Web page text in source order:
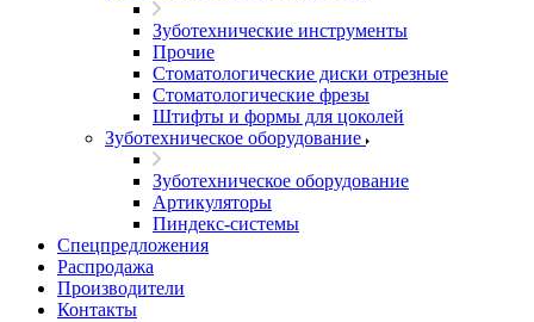
Зуботехнические инструменты
Прочие
Стоматологические диски отрезные
Стоматологические фрезы
Штифты и формы для цоколей
Зуботехническое оборудование
Зуботехническое оборудование
Артикуляторы
Пиндекс-системы
Спецпредложения
Распродажа
Производители
Контакты